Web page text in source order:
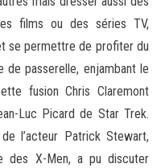
films ou des séries TV,
se permettre de profiter du
de passerelle, enjambant le
fusion Chris Claremont
Luc Picard de Star Trek.
l’acteur Patrick Stewart,
des X-Men, a pu discuter